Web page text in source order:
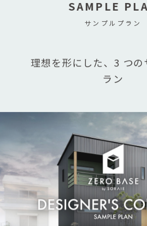
SAMPLE
サンプルプラン
理想を形にした、3 つの
ラン